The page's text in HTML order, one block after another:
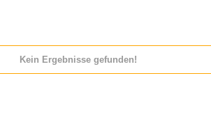
Kein Ergebnisse gefunden!